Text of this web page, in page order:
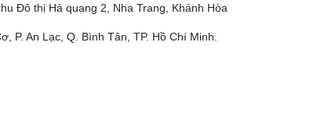
Đô thị Hà quang 2, Nha Trang, Khánh Hòa
P. An Lạc, Q. Bình Tân, TP. Hồ Chí Minh.